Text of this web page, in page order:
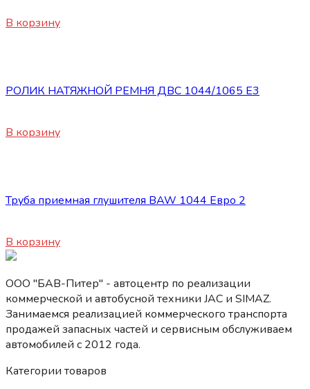
В корзину
РОЛИК НАТЯЖНОЙ РЕМНЯ ДВС 1044/1065 Е3
В корзину
Труба приемная глушителя BAW 1044 Евро 2
В корзину
ООО "БАВ-Питер" - автоцентр по реализации
коммерческой и автобусной техники JAC и SIMAZ.
Занимаемся реализацией коммерческого транспорта
продажей запасных частей и сервисным обслуживаем
автомобилей c 2012 года.
Категории товаров